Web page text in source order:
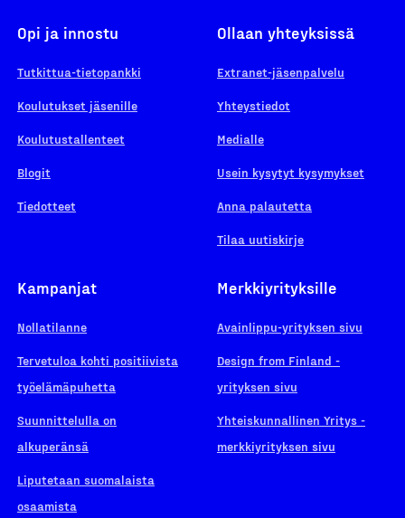
Opi ja innostu
Tutkittua-tietopankki
Koulutukset jäsenille
Koulutustallenteet
Blogit
Tiedotteet
Ollaan yhteyksissä
Extranet-jäsenpalvelu
Yhteystiedot
Medialle
Usein kysytyt kysymykset
Anna palautetta
Tilaa uutiskirje
Kampanjat
Nollatilanne
Tervetuloa kohti positiivista
työelämäpuhetta
Suunnittelulla on
alkuperänsä
Liputetaan suomalaista
osaamista
Merkkiyrityksille
Avainlippu-yrityksen sivu
Design from Finland -
yrityksen sivu
Yhteiskunnallinen Yritys -
merkkiyrityksen sivu